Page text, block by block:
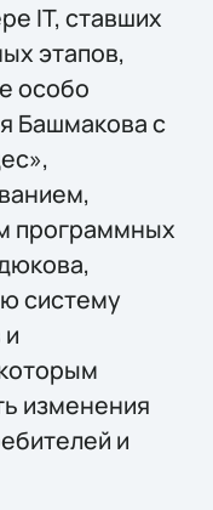
IT, ставших
этапов,
особо
Башмакова с
программных
систему
изменения
и